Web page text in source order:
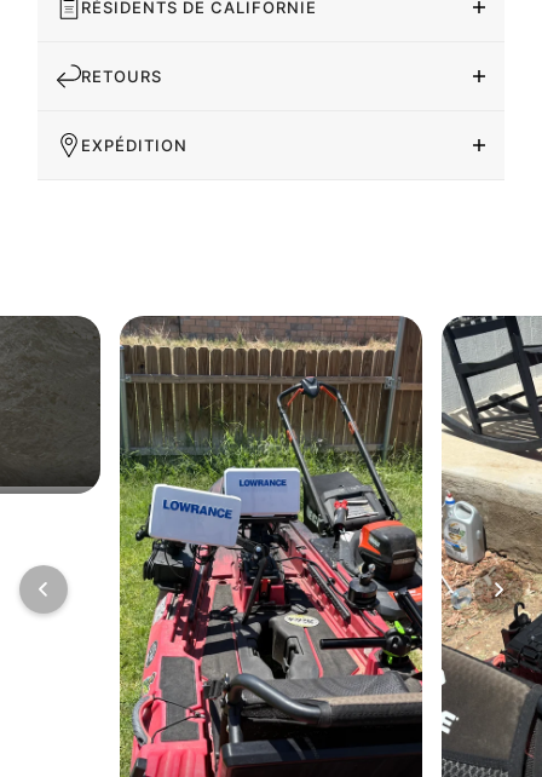
RÉSIDENTS DE CALIFORNIE
RETOURS
EXPÉDITION